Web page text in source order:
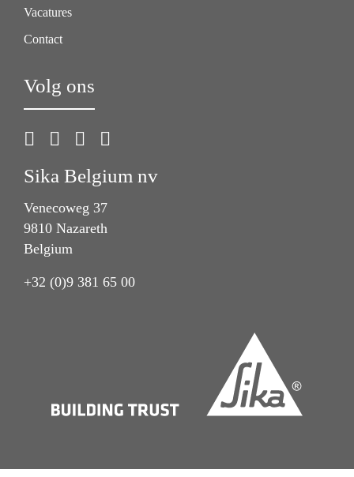
Vacatures
Contact
Volg ons
Sika Belgium nv
Venecoweg 37
9810 Nazareth
Belgium
+32 (0)9 381 65 00